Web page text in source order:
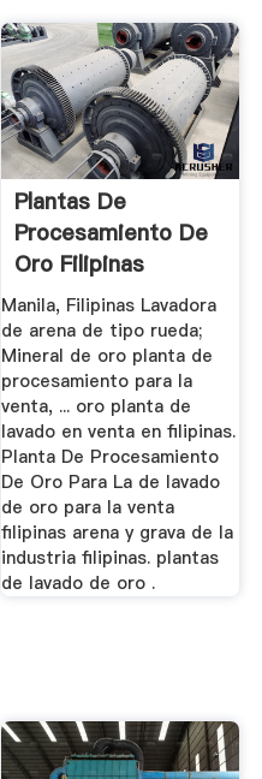
Plantas De
Procesamiento De
Oro Filipinas
Manila, Filipinas Lavadora
de arena de tipo rueda;
Mineral de oro planta de
procesamiento para la
venta, ... oro planta de
lavado en venta en filipinas.
Planta De Procesamiento
De Oro Para La de lavado
de oro para la venta
filipinas arena y grava de la
industria filipinas. plantas
de lavado de oro .